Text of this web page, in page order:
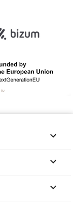


